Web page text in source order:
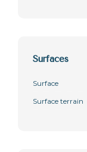
Surfaces
Surface
Surface terrain